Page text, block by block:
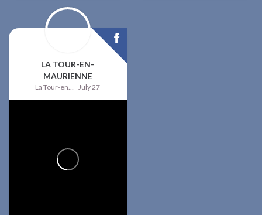
LA TOUR-EN-
MAURIENNE
July 27